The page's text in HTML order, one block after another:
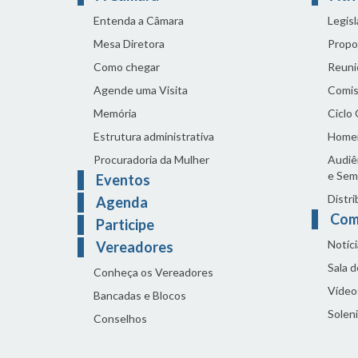
Entenda a Câmara
Mesa Diretora
Como chegar
Agende uma Visita
Memória
Estrutura administrativa
Procuradoria da Mulher
Eventos
Agenda
Participe
Vereadores
Conheça os Vereadores
Bancadas e Blocos
Conselhos
Ciclo
e
Sala